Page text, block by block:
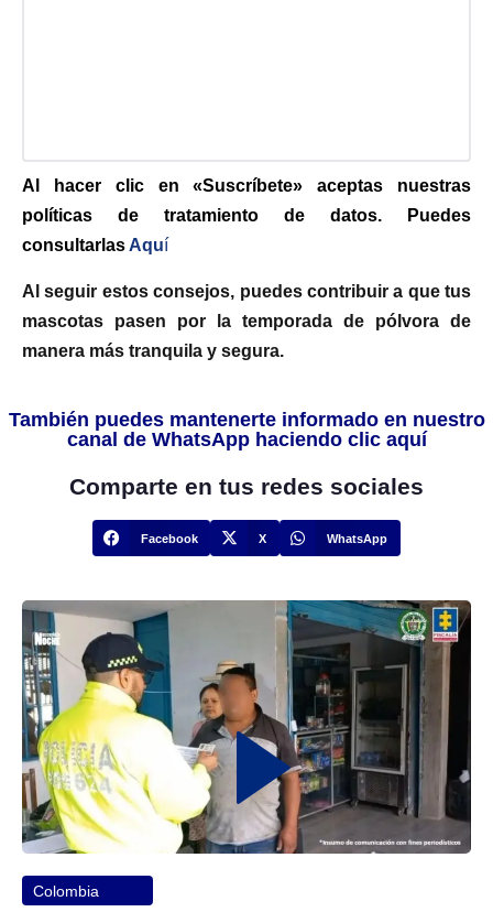
Al hacer clic en «Suscríbete» aceptas nuestras
políticas de tratamiento de datos. Puedes
consultarlas Aquí
Al seguir estos consejos, puedes contribuir a que tus
mascotas pasen por la temporada de pólvora de
manera más tranquila y segura.
También puedes mantenerte informado en nuestro
canal de WhatsApp haciendo clic aquí
Comparte en tus redes sociales
Facebook X WhatsApp
Colombia